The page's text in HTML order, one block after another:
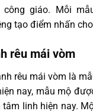
giáo. Mỗi
tạo điểm nhấn
rêu mái vòm
rêu mái vòm là
nay, mẫu mộ
linh hiện nay.